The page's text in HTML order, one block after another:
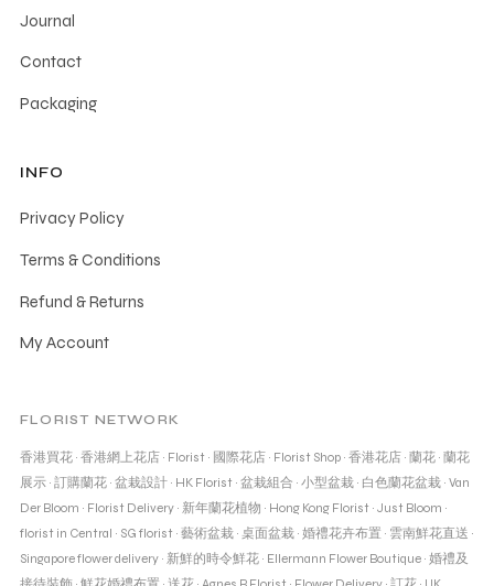
Journal
Contact
Packaging
INFO
Privacy Policy
Terms & Conditions
Refund & Returns
My Account
FLORIST NETWORK
香港買花· 香港網上花店· Florist · 國際花店· Florist Shop· 香港花店· 蘭花· 蘭花
展示· 訂購蘭花· 盆栽設計· HK Florist · 盆栽組合 · 小型盆栽· 白色蘭花盆栽· Van
Der Bloom · Florist Delivery· 新年蘭花植物 · Hong Kong Florist · Just Bloom ·
florist in Central · SG florist · 藝術盆栽· 桌面盆栽· 婚禮花卉布置 · 雲南鮮花直送 ·
Singapore flower delivery· 新鮮的時令鮮花· Ellermann Flower Boutique· 婚禮及